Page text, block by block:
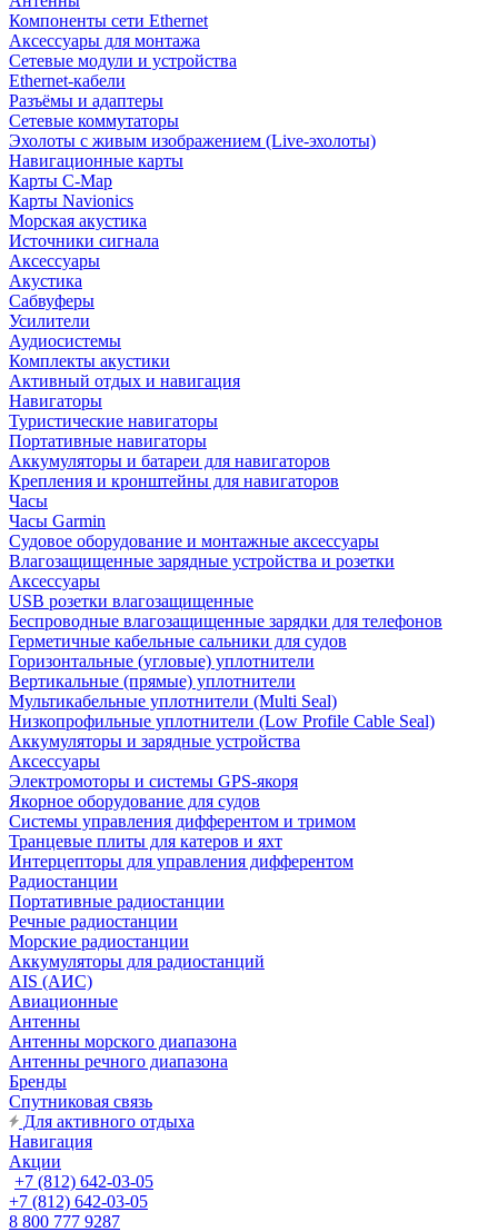
Компоненты сети Ethernet
Аксессуары для монтажа
Сетевые модули и устройства
Ethernet-кабели
Разъёмы и адаптеры
Сетевые коммутаторы
Эхолоты с живым изображением (Live-эхолоты)
Навигационные карты
Карты C-Map
Карты Navionics
Морская акустика
Источники сигнала
Аксессуары
Акустика
Сабвуферы
Усилители
Аудиосистемы
Комплекты акустики
Активный отдых и навигация
Навигаторы
Туристические навигаторы
Портативные навигаторы
Аккумуляторы и батареи для навигаторов
Крепления и кронштейны для навигаторов
Часы
Часы Garmin
Судовое оборудование и монтажные аксессуары
Влагозащищенные зарядные устройства и розетки
Аксессуары
USB розетки влагозащищенные
Беспроводные влагозащищенные зарядки для телефонов
Герметичные кабельные сальники для судов
Горизонтальные (угловые) уплотнители
Вертикальные (прямые) уплотнители
Мультикабельные уплотнители (Multi Seal)
Низкопрофильные уплотнители (Low Profile Cable Seal)
Аккумуляторы и зарядные устройства
Аксессуары
Электромоторы и системы GPS-якоря
Якорное оборудование для судов
Системы управления дифферентом и тримом
Транцевые плиты для катеров и яхт
Интерцепторы для управления дифферентом
Радиостанции
Портативные радиостанции
Речные радиостанции
Морские радиостанции
Аккумуляторы для радиостанций
AIS (АИС)
Авиационные
Антенны
Антенны морского диапазона
Антенны речного диапазона
Бренды
Спутниковая связь
Для активного отдыха
Навигация
Акции
+7 (812) 642-03-05
+7 (812) 642-03-05
8 800 777 9287